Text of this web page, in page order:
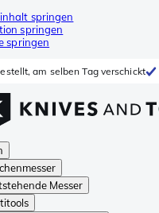
springen
springen
springen
am selben Tag verschickt
Messer